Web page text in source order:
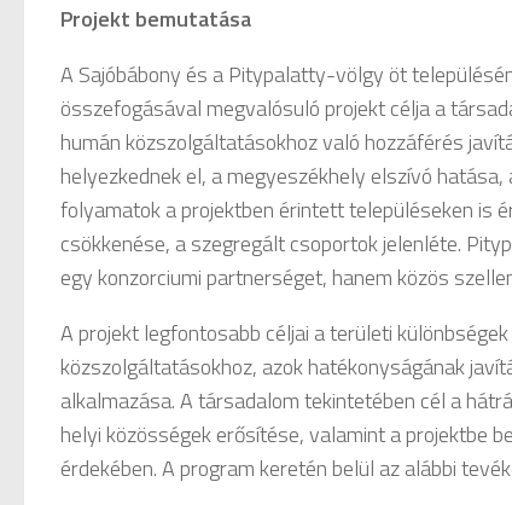
Projekt bemutatása
A Sajóbábony és a Pitypalatty-völgy öt
összefogásával megvalósuló projekt célja a
humán közszolgáltatásokhoz való hozzáférés
helyezkednek el, a megyeszékhely elszívó
folyamatok a projektben érintett településeken is
csökkenése, a szegregált csoportok jelenléte.
egy konzorciumi partnerséget, hanem közös
A projekt legfontosabb céljai a területi
közszolgáltatásokhoz, azok hatékonyságának
alkalmazása. A társadalom tekintetében cél a
helyi közösségek erősítése, valamint a projektbe
érdekében. A program keretén belül az alábbi